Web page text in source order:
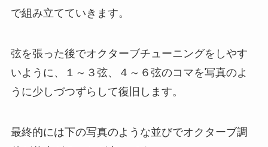
で組み立てていきます。
弦を張った後でオクターブチューニングをしやす
いように、１～３弦、４～６弦のコマを写真のよ
うに少しづつずらして復旧します。
最終的には下の写真のような並びでオクターブ調